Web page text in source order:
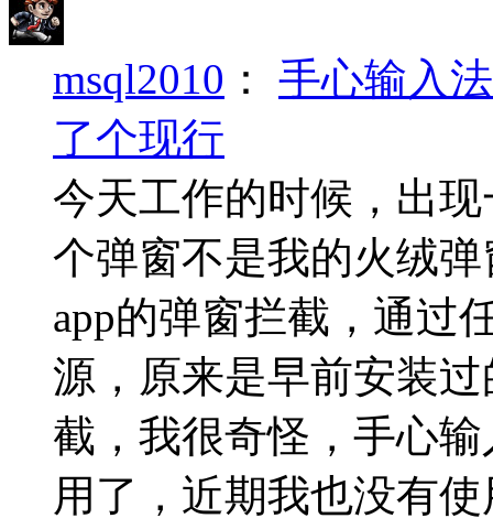
msql2010 ： 手心输入
了个现行
今天工作的时候，出
个弹窗不是我的火绒
app的弹窗拦截，通过
源，原来是早前安装
截，我很奇怪，手心
用了，近期我也没有